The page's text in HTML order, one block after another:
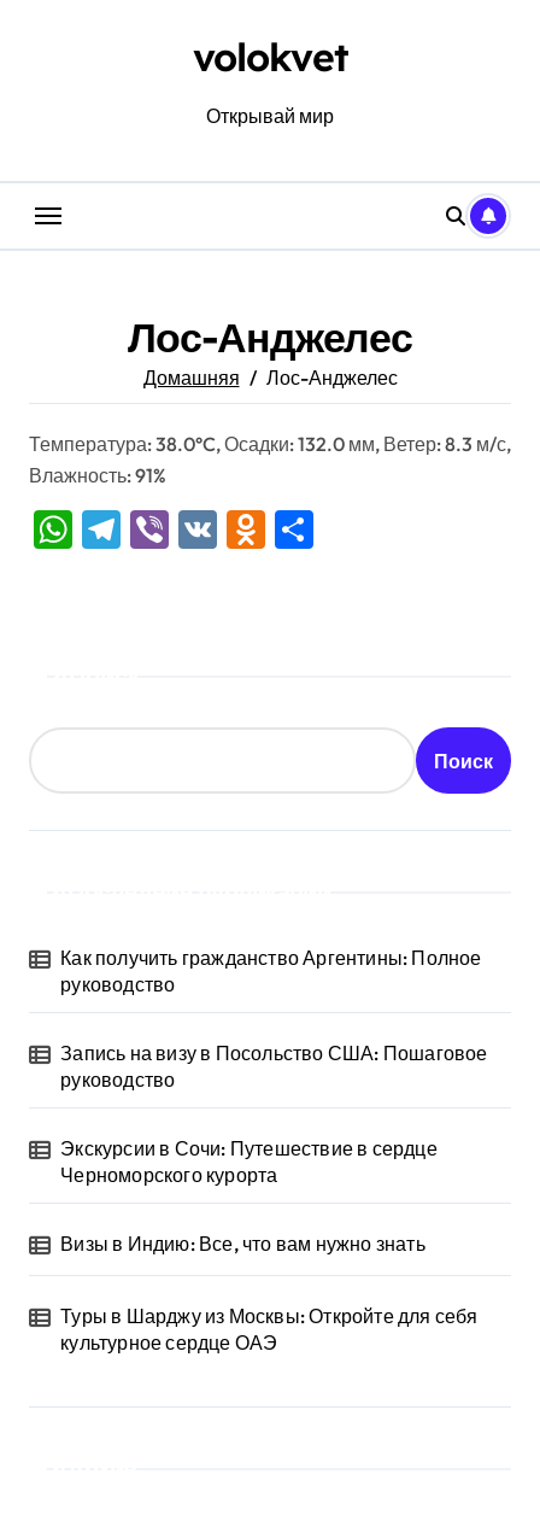
volokvet
Открывай мир
Лос-Анджелес
Домашняя Лос-Анджелес
Температура: 38.0°C, Осадки: 132.0 мм, Ветер: 8.3 м/с,
Влажность: 91%
WhatsApp
Telegram
Viber
VK Odnoklassniki
Поиск
Как получить гражданство Аргентины: Полное
руководство
Запись на визу в Посольство США: Пошаговое
руководство
Экскурсии в Сочи: Путешествие в сердце
Черноморского курорта
Визы в Индию: Все, что вам нужно знать
Туры в Шарджу из Москвы: Откройте для себя
культурное сердце ОАЭ